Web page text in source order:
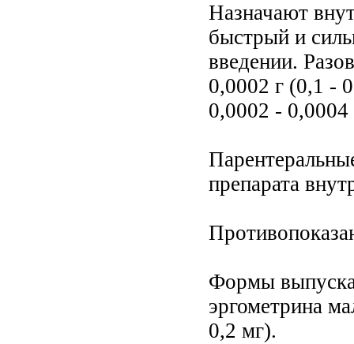
Назначают
быстрый и
введении.
0,0002 г (0,1 -
0,0002 - 0,0004
препарата
Формы
эргометрина
0,2 мг).